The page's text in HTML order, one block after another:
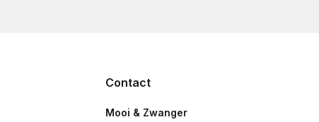
Contact
Mooi & Zwanger